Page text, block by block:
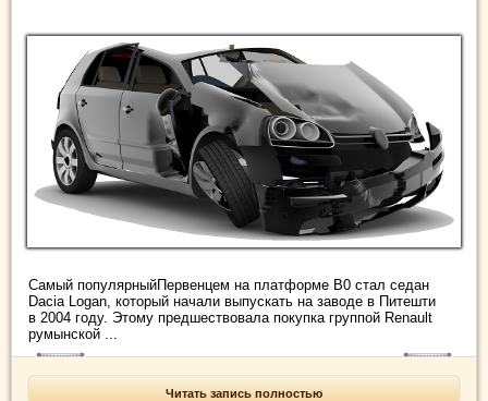
Самый популярныйПервенцем на платформе B0 стал седан
Dacia Logan, который начали выпускать на заводе в Питешти
в 2004 году. Этому предшествовала покупка группой Renault
румынской ...
Читать запись полностью